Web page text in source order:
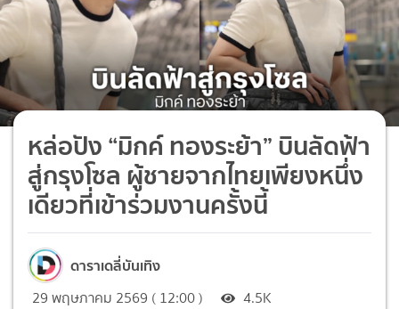
หล่อปัง “มิกค์ ทองระย้า” บินลัดฟ้า
สู่กรุงโซล ผู้ชายจากไทยเพียงหนึ่ง
เดียวที่เข้าร่วมงานครั้งนี้
ดาราเดลี่บันเทิง
29 พฤษภาคม 2569 ( 12:00 ) 4.5K